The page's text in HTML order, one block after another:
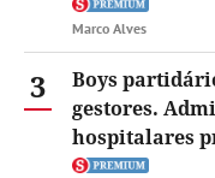
Marco Alves
3
Boys
gestores.
hospitalares